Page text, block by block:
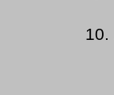
10.